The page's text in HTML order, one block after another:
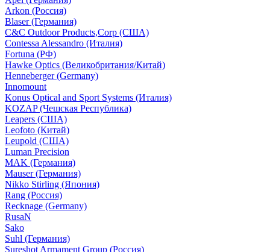
Arkon (Россия)
Blaser (Германия)
C&C Outdoor Products,Corp (США)
Contessa Alessandro (Италия)
Fortuna (РФ)
Hawke Optics (Великобритания/Китай)
Henneberger (Germany)
Innomount
Konus Optical and Sport Systems (Италия)
KOZAP (Чешская Республика)
Leapers (США)
Leofoto (Китай)
Leupold (США)
Luman Precision
MAK (Германия)
Mauser (Германия)
Nikko Stirling (Япония)
Rang (Россия)
Recknage (Germany)
RusaN
Sako
Suhl (Германия)
Sureshot Armament Group (Россия)